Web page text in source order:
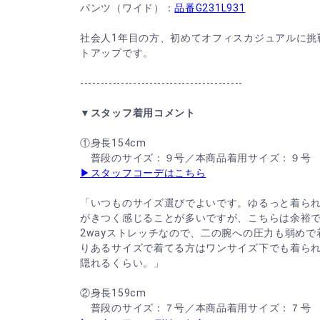
パンツ（ワイド）：品番G231L931
社会人1年目の方、初めてオフィスカジュアルに
トアップです。
----------------------------------------
▼スタッフ着用コメント
①身長154cm
普段のサイズ：９号／本商品着用サイズ：９号
▶スタッフコーデはこちら
「いつものサイズ選びでよいです。ゆるっと着ら
がきつく感じることが多いですが、こちらは余裕
2wayストレッチなので、二の腕への圧力も弱め
りあるサイズで着てる方はワンサイズ下でも着ら
隠れるくらい。」
②身長159cm
普段のサイズ：７号／本商品着用サイズ：７号